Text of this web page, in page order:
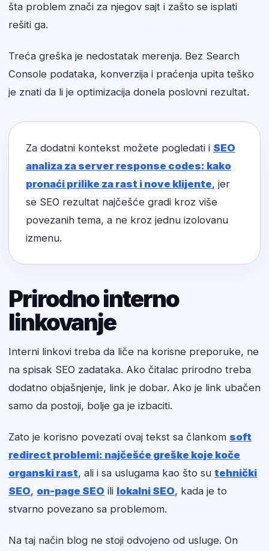
šta problem znači za njegov sajt i zašto se isplati
rešiti ga.
Treća greška je nedostatak merenja. Bez Search
Console podataka, konverzija i praćenja upita teško
je znati da li je optimizacija donela poslovni rezultat.
Za dodatni kontekst možete pogledati i SEO
analiza za server response codes: kako
pronaći prilike za rast i nove klijente, jer
se SEO rezultat najčešće gradi kroz više
povezanih tema, a ne kroz jednu izolovanu
izmenu.
Prirodno interno
linkovanje
Interni linkovi treba da liče na korisne preporuke, ne
na spisak SEO zadataka. Ako čitalac prirodno treba
dodatno objašnjenje, link je dobar. Ako je link ubačen
samo da postoji, bolje ga je izbaciti.
Zato je korisno povezati ovaj tekst sa člankom soft
redirect problemi: najčešće greške koje koče
organski rast, ali i sa uslugama kao što su tehnički
SEO, on-page SEO ili lokalni SEO, kada je to
stvarno povezano sa problemom.
Na taj način blog ne stoji odvojeno od usluge. On